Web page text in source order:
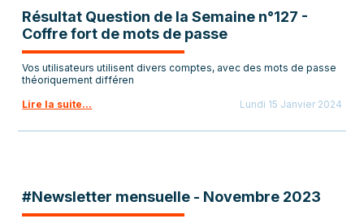
Résultat Question de la Semaine n°127 -
Coffre fort de mots de passe
Vos utilisateurs utilisent divers comptes, avec des mots de passe
théoriquement différen
Lire la suite...
Lundi 15 Janvier 2024
#Newsletter mensuelle - Novembre 2023